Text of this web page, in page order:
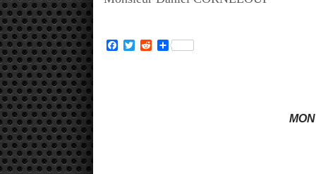
Facebook
TwitterRedditPartager